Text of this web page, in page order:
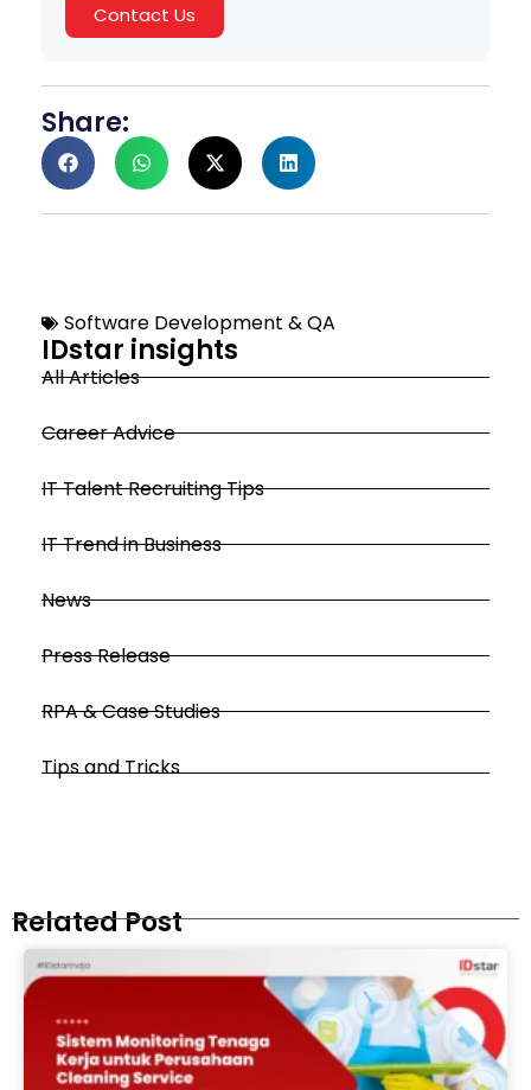
Contact Us
Share:
Software Development & QA
IDstar insights
All Articles
Career Advice
IT Talent Recruiting Tips
IT Trend in Business
News
Press Release
RPA & Case Studies
Tips and Tricks
Related Post